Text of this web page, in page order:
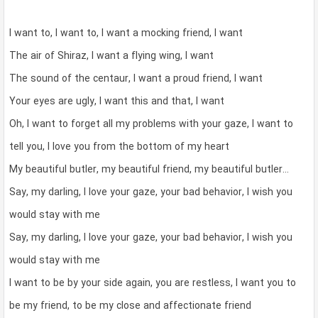
I want to, I want to, I want a mocking friend, I want
The air of Shiraz, I want a flying wing, I want
The sound of the centaur, I want a proud friend, I want
Your eyes are ugly, I want this and that, I want
Oh, I want to forget all my problems with your gaze, I want to
tell you, I love you from the bottom of my heart
My beautiful butler, my beautiful friend, my beautiful butler…
Say, my darling, I love your gaze, your bad behavior, I wish you
would stay with me
Say, my darling, I love your gaze, your bad behavior, I wish you
would stay with me
I want to be by your side again, you are restless, I want you to
be my friend, to be my close and affectionate friend